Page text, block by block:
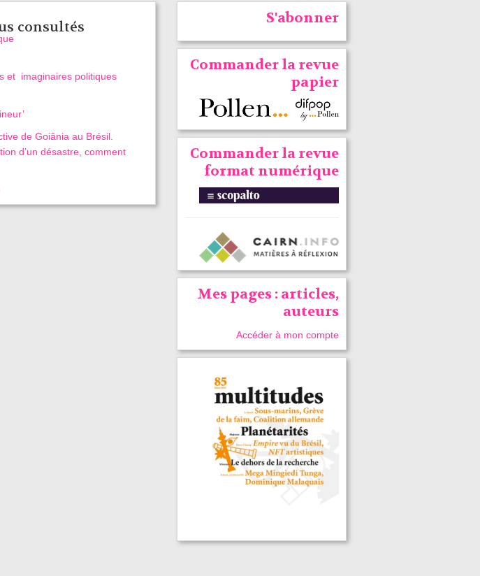
consultés
et imaginaires politiques
de Goiânia au Brésil.
d’un désastre, comment
S'abonner
Commander la revue
papier
Commander la revue
format numérique
Mes pages : articles,
auteurs
Accéder à mon compte